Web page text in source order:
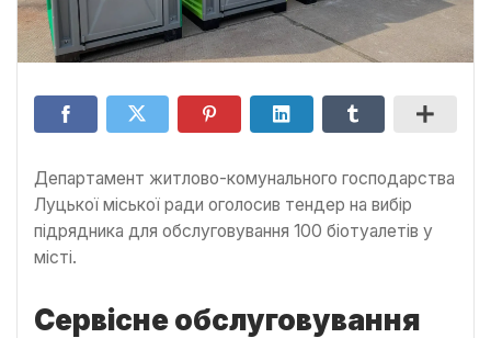
Департамент житлово-комунального господарства
Луцької міської ради оголосив тендер на вибір
підрядника для обслуговування 100 біотуалетів у
місті.
Сервісне обслуговування